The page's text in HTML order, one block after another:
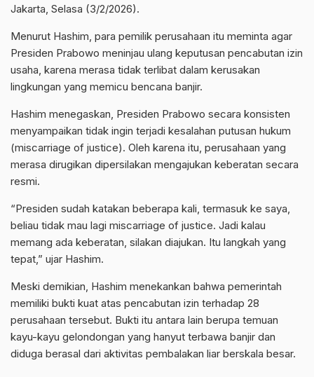
Jakarta, Selasa (3/2/2026).
Menurut Hashim, para pemilik perusahaan itu meminta agar
Presiden Prabowo meninjau ulang keputusan pencabutan izin
usaha, karena merasa tidak terlibat dalam kerusakan
lingkungan yang memicu bencana banjir.
Hashim menegaskan, Presiden Prabowo secara konsisten
menyampaikan tidak ingin terjadi kesalahan putusan hukum
(miscarriage of justice). Oleh karena itu, perusahaan yang
merasa dirugikan dipersilakan mengajukan keberatan secara
resmi.
“Presiden sudah katakan beberapa kali, termasuk ke saya,
beliau tidak mau lagi miscarriage of justice. Jadi kalau
memang ada keberatan, silakan diajukan. Itu langkah yang
tepat,” ujar Hashim.
Meski demikian, Hashim menekankan bahwa pemerintah
memiliki bukti kuat atas pencabutan izin terhadap 28
perusahaan tersebut. Bukti itu antara lain berupa temuan
kayu-kayu gelondongan yang hanyut terbawa banjir dan
diduga berasal dari aktivitas pembalakan liar berskala besar.